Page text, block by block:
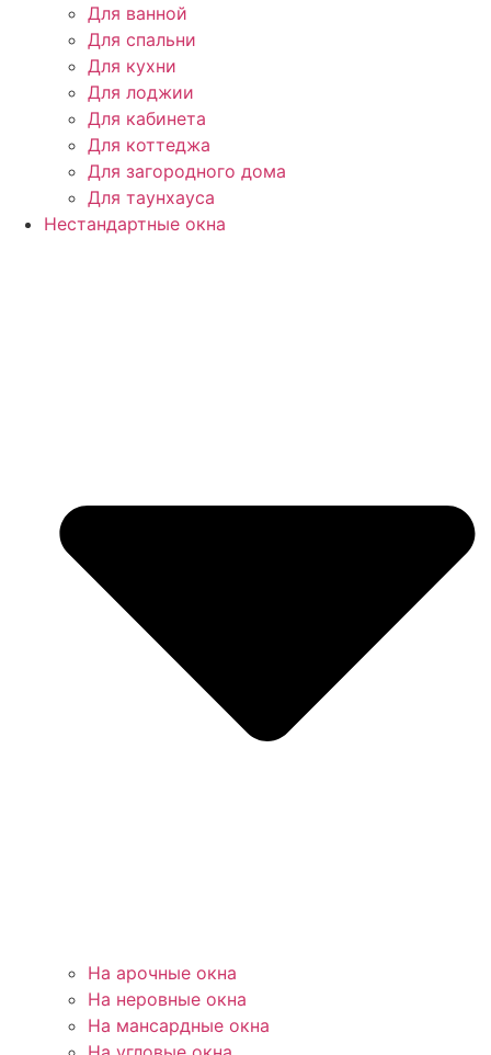
Для ванной
Для спальни
Для кухни
Для лоджии
Для кабинета
Для коттеджа
Для загородного дома
Для таунхауса
Нестандартные окна
На арочные окна
На неровные окна
На мансардные окна